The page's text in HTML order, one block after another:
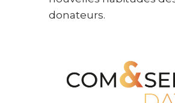
donateurs.